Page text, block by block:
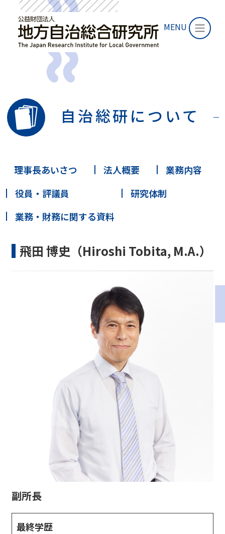
MENU
自治総研について
理事長あいさつ 法人概要
業務内容
役員・評議員
研究体制
業務・財務に関する資料
飛田 博史（Hiroshi Tobita, M.A.）
副所長
最終学歴